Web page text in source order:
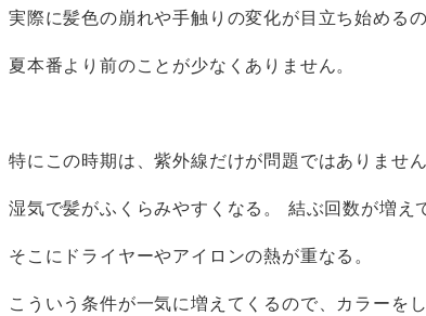
実際に髪色の崩れや手触りの変化が目立ち始めるの
夏本番より前のことが少なくありません。
特にこの時期は、紫外線だけが問題ではありませ
湿気で髪がふくらみやすくなる。 結ぶ回数が増え
そこにドライヤーやアイロンの熱が重なる。
こういう条件が一気に増えてくるので、カラーを